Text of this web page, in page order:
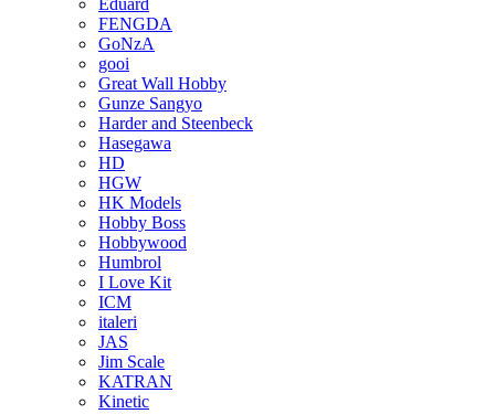
Eduard
FENGDA
GoNzA
gooi
Great Wall Hobby
Gunze Sangyo
Harder and Steenbeck
Hasegawa
HD
HGW
HK Models
Hobby Boss
Hobbywood
Humbrol
I Love Kit
ICM
italeri
JAS
Jim Scale
KATRAN
Kinetic